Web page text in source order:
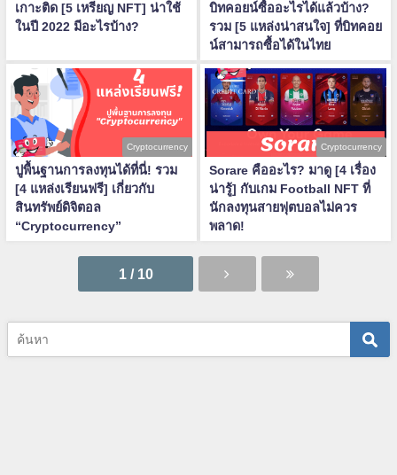
เกาะติด [5 เหรียญ NFT] น่าใช้
ในปี 2022 มีอะไรบ้าง?
บิทคอยน์ซื้ออะไรได้แล้วบ้าง?
รวม [5 แหล่งน่าสนใจ] ที่บิทคอย
น์สามารถซื้อได้ในไทย
Cryptocurrency
ปูพื้นฐานการลงทุนได้ที่นี่! รวม
[4 แหล่งเรียนฟรี] เกี่ยวกับ
สินทรัพย์ดิจิตอล
“Cryptocurrency”
Cryptocurrency
Sorare คืออะไร? มาดู [4 เรื่อง
น่ารู้] กับเกม Football NFT ที่
นักลงทุนสายฟุตบอลไม่ควร
พลาด!
1 / 10